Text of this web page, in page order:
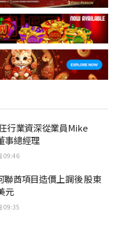
行業資深從業員Mike
事總經理
09:46
酋項目造價上調後 股東
元
09:35